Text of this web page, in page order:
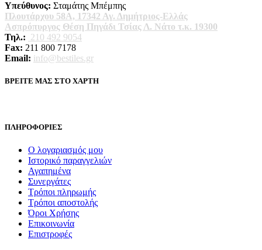
Υπεύθυνος: Σταμάτης Μπέμπης
Πλουτάρχου 58Α, 17342 Αγ. Δημήτριος-Ελλάς
Ασπρόπυργος Θέση Πηγάδι Τσίας Λ. Νάτο τ.κ. 19300
Τηλ.: 210 492 9054
Fax: 211 800 7178
Email: info@bestiles.gr
ΒΡΕΙΤΕ ΜΑΣ ΣΤΟ ΧΑΡΤΗ
ΠΛΗΡΟΦΟΡΙΕΣ
Ο λογαριασμός μου
Ιστορικό παραγγελιών
Αγαπημένα
Συνεργάτες
Τρόποι πληρωμής
Τρόποι αποστολής
Όροι Χρήσης
Επικοινωνία
Επιστροφές